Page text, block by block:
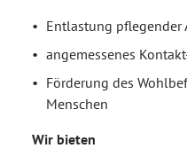
Entlastung pflegender
angemessenes
Förderung des
Menschen
Wir bieten